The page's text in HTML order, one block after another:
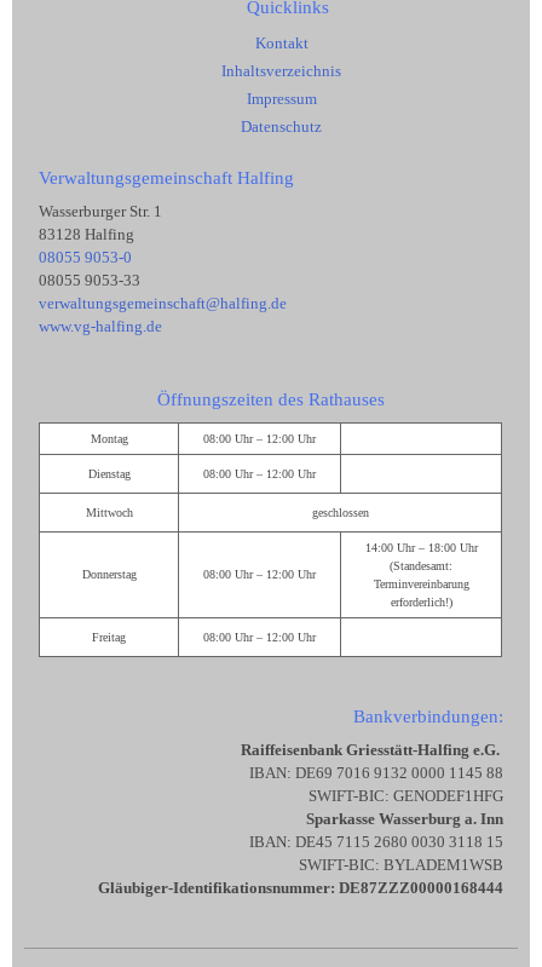
Quicklinks
Kontakt
Inhaltsverzeichnis
Impressum
Datenschutz
Verwaltungsgemeinschaft Halfing
Wasserburger Str. 1
83128 Halfing
08055 9053-0
08055 9053-33
verwaltungsgemeinschaft@halfing.de
www.vg-halfing.de
Öffnungszeiten des Rathauses
Montag 08:00 Uhr – 12:00 Uhr
Dienstag 08:00 Uhr – 12:00 Uhr
Mittwoch geschlossen
Donnerstag 08:00 Uhr – 12:00 Uhr
14:00 Uhr – 18:00 Uhr
(Standesamt:
Terminvereinbarung
erforderlich!)
Freitag 08:00 Uhr – 12:00 Uhr
Bankverbindungen:
Raiffeisenbank Griesstätt-Halfing e.G.
IBAN: DE69 7016 9132 0000 1145 88
SWIFT-BIC: GENODEF1HFG
Sparkasse Wasserburg a. Inn
IBAN: DE45 7115 2680 0030 3118 15
SWIFT-BIC: BYLADEM1WSB
Gläubiger-Identifikationsnummer: DE87ZZZ00000168444